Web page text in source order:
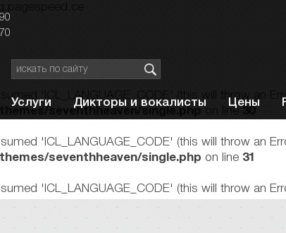
Услуги Дикторы и вокалисты Цены
'ICL_LANGUAGE_CODE' (this will throw an
seventhheaven/single.php
on line
'ICL_LANGUAGE_CODE' (this will throw an
seventhheaven/single.php on line 31
'ICL_LANGUAGE_CODE' (this will throw an
seventhheaven/single.php